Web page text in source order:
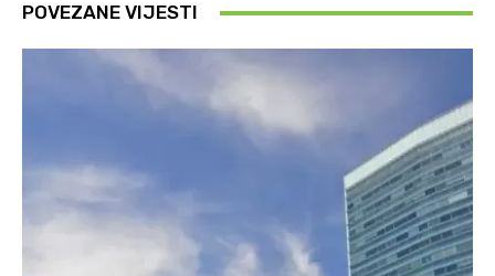
POVEZANE VIJESTI